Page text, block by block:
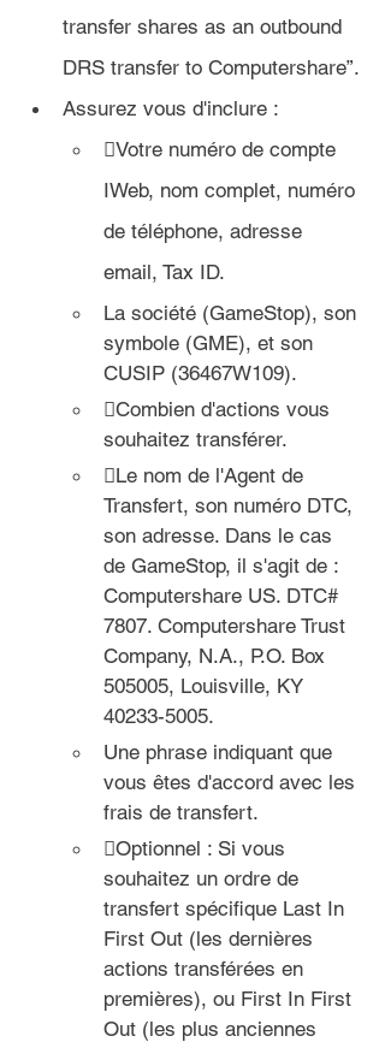
transfer shares as an outbound
DRS transfer to Computershare”.
Assurez vous d'inclure :
Votre numéro de compte
IWeb, nom complet, numéro
de téléphone, adresse
email, Tax ID.
La société (GameStop), son
symbole (GME), et son
CUSIP (36467W109).
Combien d'actions vous
souhaitez transférer.
Le nom de l'Agent de
Transfert, son numéro DTC,
son adresse. Dans le cas
de GameStop, il s'agit de :
Computershare US. DTC#
7807. Computershare Trust
Company, N.A., P.O. Box
505005, Louisville, KY
40233-5005.
Une phrase indiquant que
vous êtes d'accord avec les
frais de transfert.
Optionnel : Si vous
souhaitez un ordre de
transfert spécifique Last In
First Out (les dernières
actions transférées en
premières), ou First In First
Out (les plus anciennes